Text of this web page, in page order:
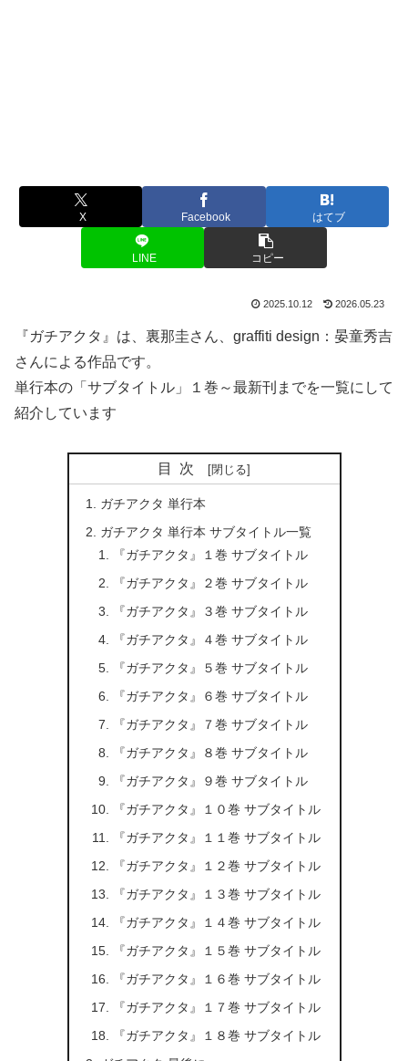
X Facebook はてブ
LINE コピー
2025.10.12 2026.05.23
『ガチアクタ』は、裏那圭さん、graffiti design：晏童秀吉
さんによる作品です。
単行本の「サブタイトル」１巻～最新刊までを一覧にして
紹介しています
目次
ガチアクタ 単行本
ガチアクタ 単行本 サブタイトル一覧
『ガチアクタ』１巻 サブタイトル
『ガチアクタ』２巻 サブタイトル
『ガチアクタ』３巻 サブタイトル
『ガチアクタ』４巻 サブタイトル
『ガチアクタ』５巻 サブタイトル
『ガチアクタ』６巻 サブタイトル
『ガチアクタ』７巻 サブタイトル
『ガチアクタ』８巻 サブタイトル
『ガチアクタ』９巻 サブタイトル
『ガチアクタ』１０巻 サブタイトル
『ガチアクタ』１１巻 サブタイトル
『ガチアクタ』１２巻 サブタイトル
『ガチアクタ』１３巻 サブタイトル
『ガチアクタ』１４巻 サブタイトル
『ガチアクタ』１５巻 サブタイトル
『ガチアクタ』１６巻 サブタイトル
『ガチアクタ』１７巻 サブタイトル
『ガチアクタ』１８巻 サブタイトル